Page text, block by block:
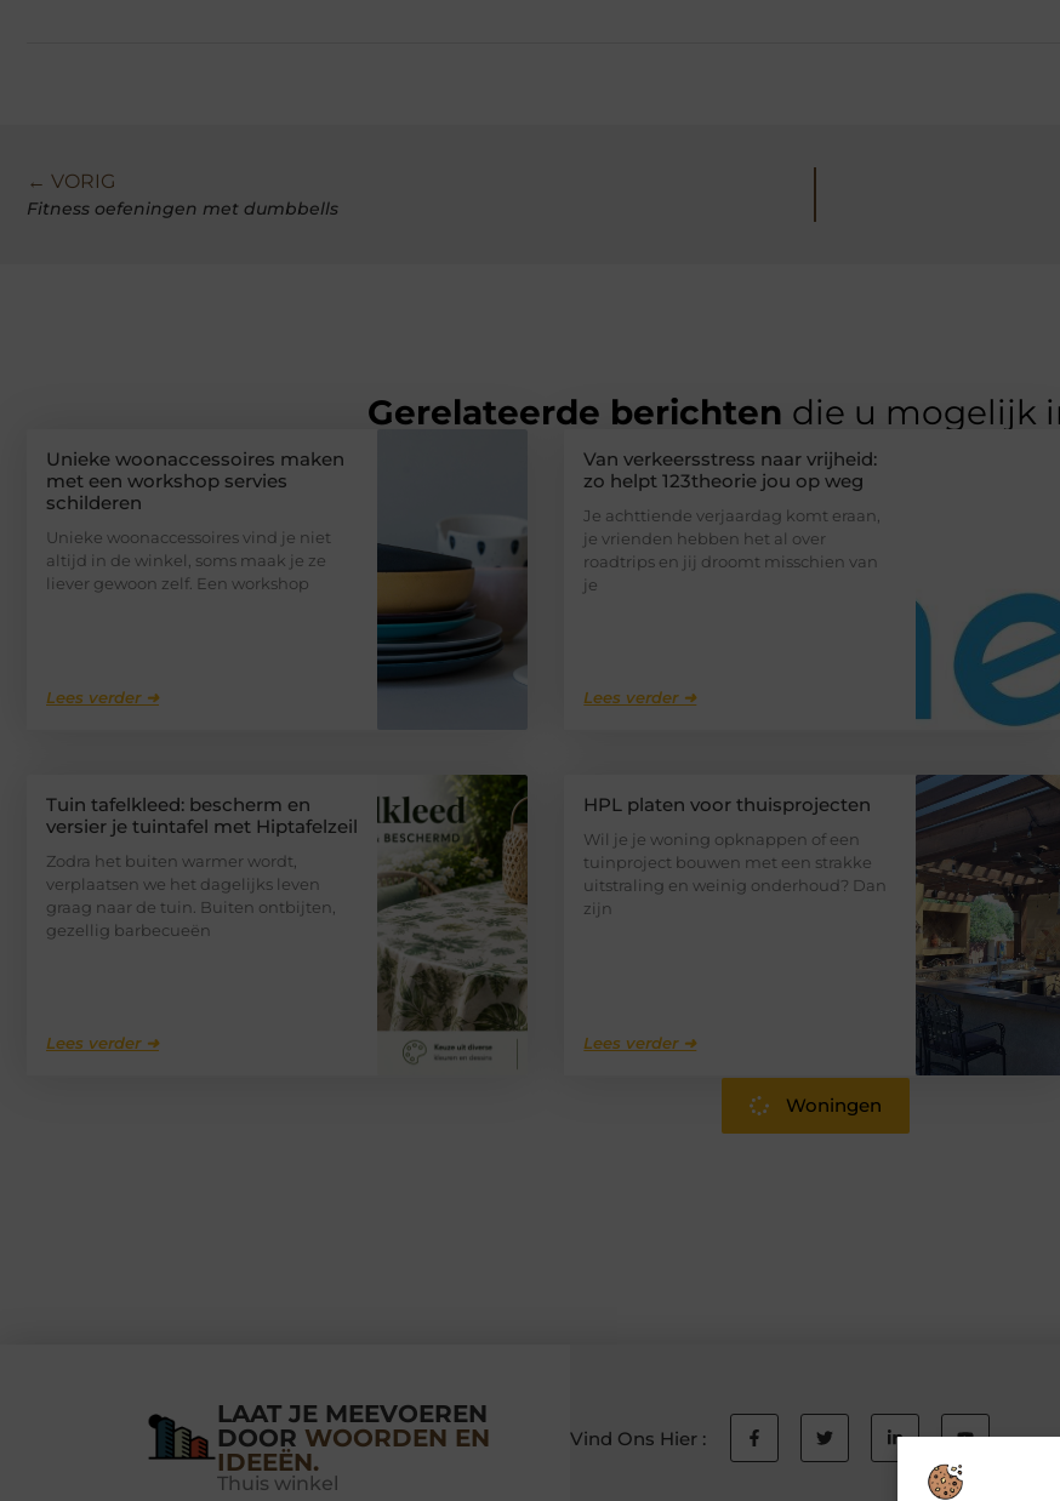
← VORIG
Fitness oefeningen met dumbbells
Gerelateerde berichten die u mogelijk
Unieke woonaccessoires maken
met een workshop servies
schilderen
Unieke woonaccessoires vind je niet
altijd in de winkel, soms maak je ze
liever gewoon zelf. Een workshop
Lees verder ➜
Van verkeersstress naar vrijheid:
zo helpt 123theorie jou op weg
Je achttiende verjaardag komt eraan,
je vrienden hebben het al over
roadtrips en jij droomt misschien van
je
Lees verder ➜
Tuin tafelkleed: bescherm en
versier je tuintafel met Hiptafelzeil
Zodra het buiten warmer wordt,
verplaatsen we het dagelijks leven
graag naar de tuin. Buiten ontbijten,
gezellig barbecueën
Lees verder ➜
HPL platen voor thuisprojecten
Wil je je woning opknappen of een
tuinproject bouwen met een strakke
uitstraling en weinig onderhoud? Dan
zijn
Lees verder ➜
Woningen
LAAT JE MEEVOEREN
DOOR WOORDEN EN
IDEEËN.
Thuis winkel
Vind Ons Hier :